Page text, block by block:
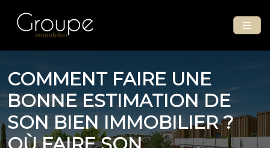
COMMENT FAIRE UNE
BONNE ESTIMATION DE
SON BIEN IMMOBILIER ?